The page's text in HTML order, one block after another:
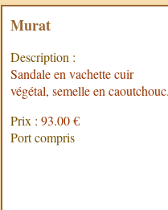
Murat
Description :
Sandale en vachette cuir
végétal, semelle en
Prix : 93.00 €
Port compris